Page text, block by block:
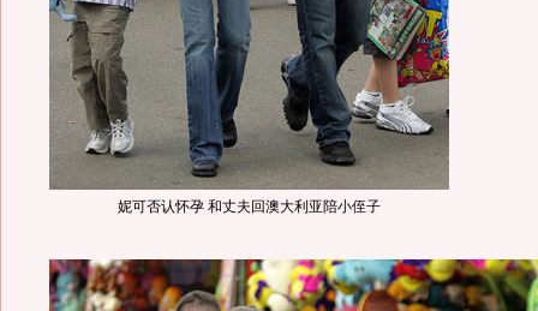
妮可否认怀孕 和丈夫回澳大利亚陪小侄子